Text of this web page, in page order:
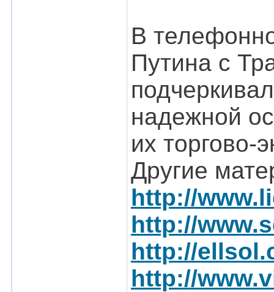
В
Путина с
надежной
их торгово-
Другие
http://
http://
http://
http://